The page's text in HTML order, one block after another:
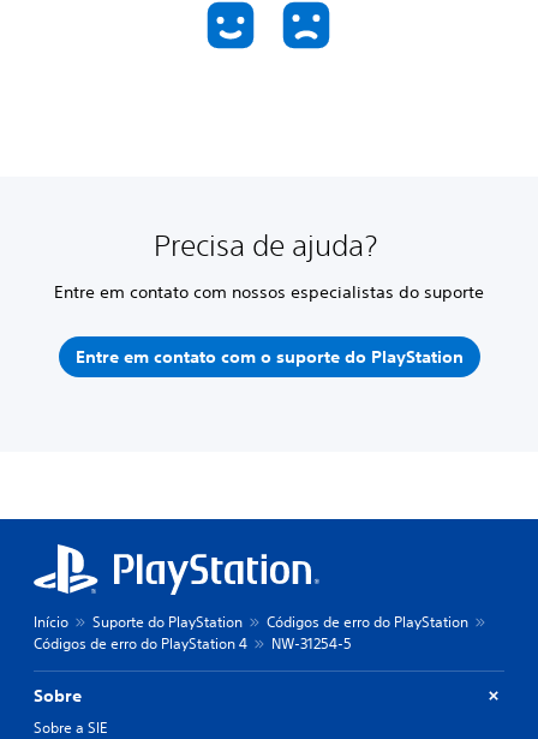
Precisa de ajuda?
Entre em contato com nossos especialistas do suporte
Entre em contato com o suporte do PlayStation
Início Suporte do PlayStation
Códigos de erro do PlayStation
Códigos de erro do PlayStation 4
NW-31254-5
Sobre
Sobre a SIE